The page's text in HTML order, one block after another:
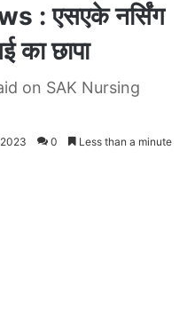
: एसएके नर्सिंग
का छापा
on SAK Nursing
0 Less than a minute